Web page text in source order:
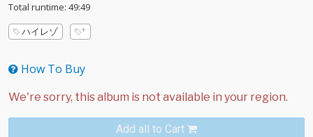
Total runtime: 49:49
ハイレゾ
How To Buy
Add all to Cart